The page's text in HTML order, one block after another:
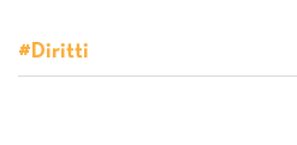
#Diritti